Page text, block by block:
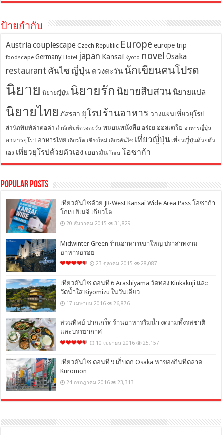
ป้ายกำกับ
Austriacouplescape Czech Republic Europe europe trip
foodscape Germany Hotel japan Kansai Kyoto novel Osaka
restaurant คันไซ ญี่ปุ่น ดวงตะวัน นักเขียนคนโปรด
นิยาย นิยายญี่ปุ่น นิยายรัก นิยายสืบสวน นิยายแปล
นิยายไทย ภัสรสา ยุโรป ร้านอาหาร วางแผนเที่ยวยุโรป
สำนักพิมพ์คำต่อคำ สำนักพิมพ์ดวงตะวัน หนอนหนังสือ อร่อย ออสเตรีย อาหารญี่ปุ่น
อาหารยุโรป อาหารไทย เกียวโต เชียงใหม่ เที่ยวคันไซ เที่ยวญี่ปุ่น เที่ยวญี่ปุ่นด้วยตัว
เอง เที่ยวยุโรปด้วยตัวเอง เยอรมัน โกเบ โอซาก้า
Popular Posts
เที่ยวคันไซด้วย JR-West Kansai Wide Area Pass โอซาก้า
โกเบ ฮิเมจิ เกียวโต
20 ธันวาคม 2015 31,829
Midwinter Green ร้านอาหารเขาใหญ่ ปราสาทงาม
อาหารอร่อย
23 ตุลาคม 2015 28,087
เที่ยวคันไซ ตอนที่ 6 Arashiyama วัดทอง Kinkakuji และ
วัดน้ำใส Kiyomizu ในวันเดียว
17 เมษายน 2016 26,876
สวนทิพย์ ปากเกร็ด ร้านอาหารริมน้ำ งดงามทั้งรสชาติ
และบรรยากาศ
10 เมษายน 2016 25,157
เที่ยวคันไซ ตอนที่ 9 เก็บตก Osaka หาของกินที่ตลาด
Kuromon
24 กรกฎาคม 2016 23,313